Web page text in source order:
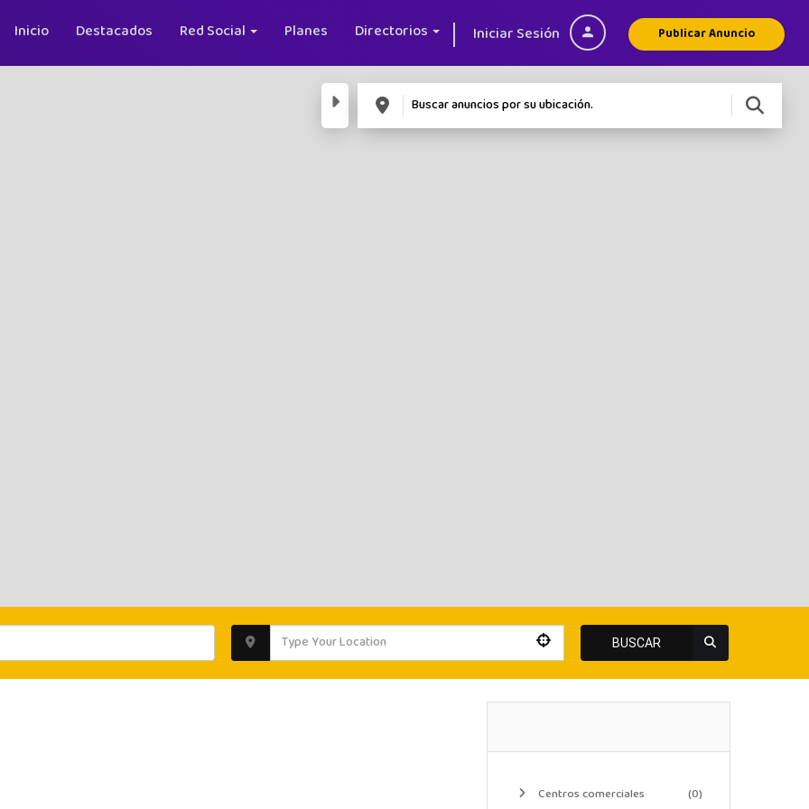
Iniciar Sesión Publicar Anuncio
Inicio Destacados Red Social Planes Directorios
BUSCAR
Centros comerciales (0)